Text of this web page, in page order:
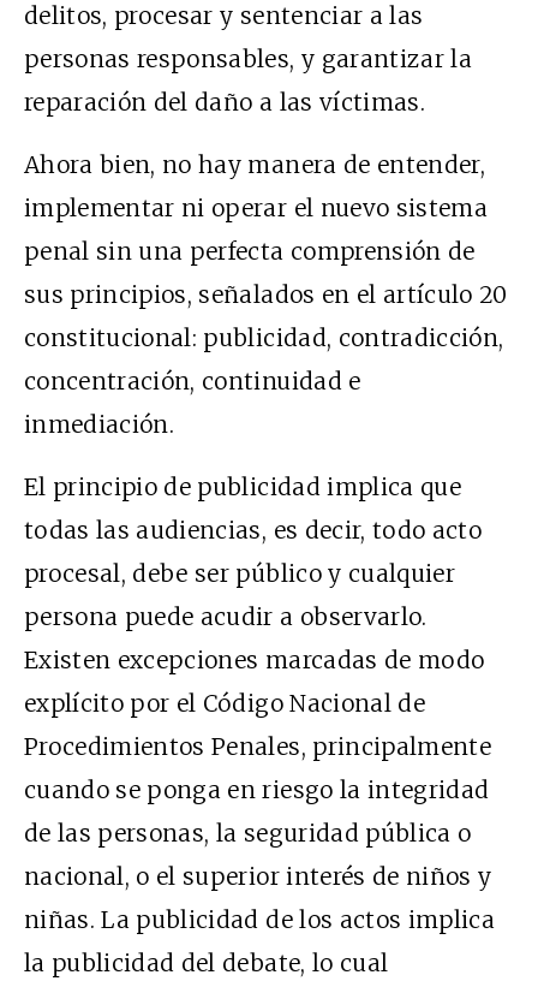
delitos, procesar y sentenciar a las
personas responsables, y garantizar la
reparación del daño a las víctimas.
Ahora bien, no hay manera de entender,
implementar ni operar el nuevo sistema
penal sin una perfecta comprensión de
sus principios, señalados en el artículo 20
constitucional: publicidad, contradicción,
concentración, continuidad e
inmediación.
El principio de publicidad implica que
todas las audiencias, es decir, todo acto
procesal, debe ser público y cualquier
persona puede acudir a observarlo.
Existen excepciones marcadas de modo
explícito por el Código Nacional de
Procedimientos Penales, principalmente
cuando se ponga en riesgo la integridad
de las personas, la seguridad pública o
nacional, o el superior interés de niños y
niñas. La publicidad de los actos implica
la publicidad del debate, lo cual